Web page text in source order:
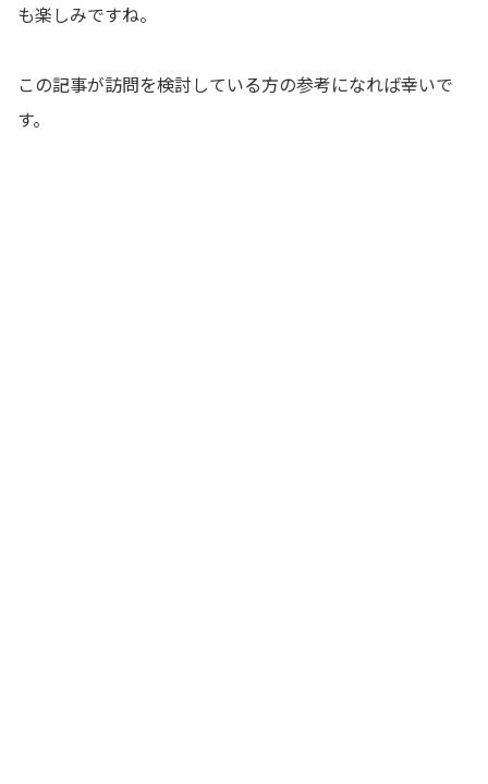
も楽しみですね。
この記事が訪問を検討している方の参考になれば幸いで
す。